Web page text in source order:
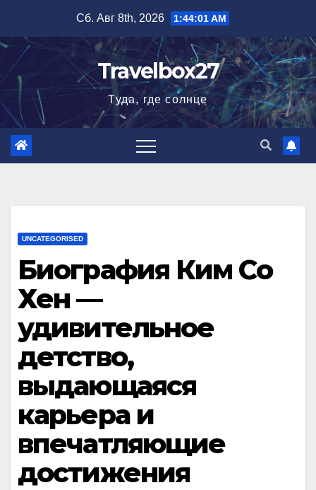
содержимому
Сб. Авг 8th, 2026 1:44:02 AM
Travelbox27
Туда, где солнце
UNCATEGORISED
Биография Ким Со
Хен —
удивительное
детство,
выдающаяся
карьера и
впечатляющие
достижения